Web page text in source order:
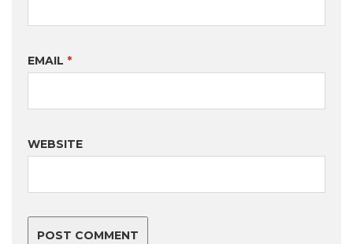
EMAIL *
WEBSITE